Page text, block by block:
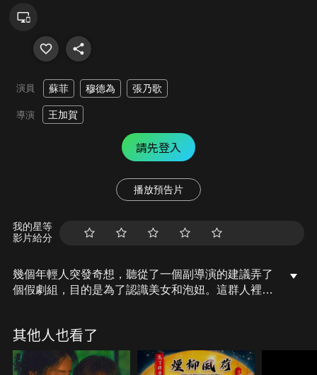
演員 蘇菲 穆德為 張乃歌
導演 王加賀
請先登入
播放預告片
我的星等
影片給分
幾個年輕人突發奇想，聽從了一個副導演的建議弄了
個假劇組，目的是為了認識美女和泡妞。這群人裡面
演員。原本開心的事，但之後各種事件接踵而來，讓
大家躊躇不已。原來他們之中有人是為了其他目的而
來…
其他人也看了